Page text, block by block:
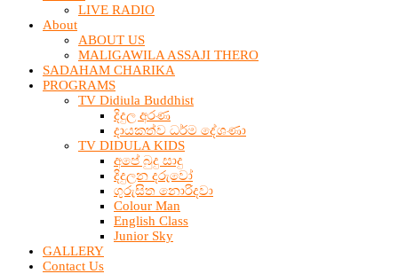
LIVE RADIO
About
ABOUT US
MALIGAWILA ASSAJI THERO
SADAHAM CHARIKA
PROGRAMS
TV Didiula Buddhist
දිදුල අරණ
දායකත්ව ධර්ම දේශණා
TV DIDULA KIDS
අපේ බුදු සාදු
දිදුලන දරුවෝ
ගුරුසිත නොරිදවා
Colour Man
English Class
Junior Sky
GALLERY
Contact Us